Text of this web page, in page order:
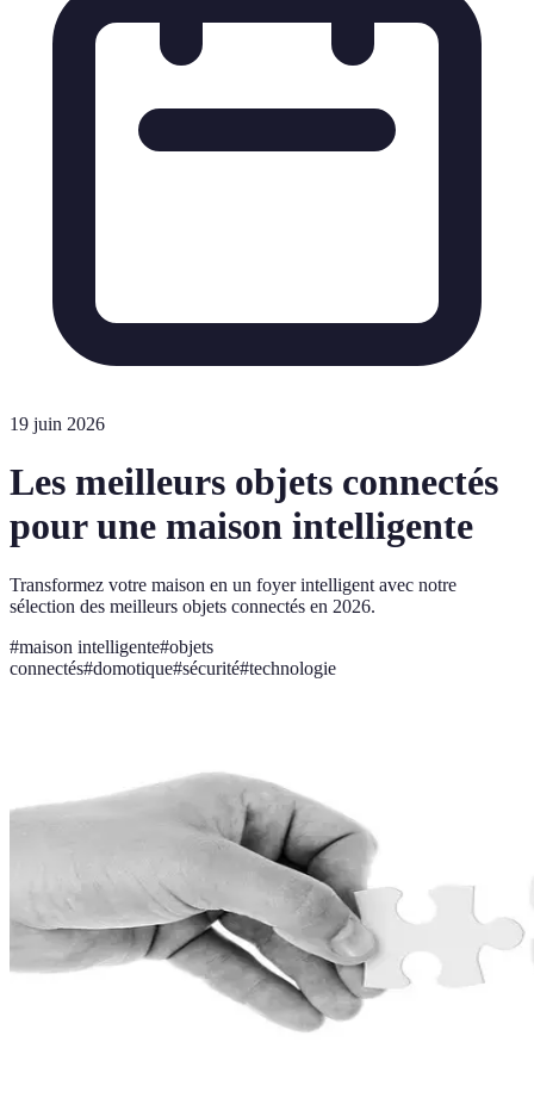
19 juin 2026
Les meilleurs objets connectés
pour une maison intelligente
Transformez votre maison en un foyer intelligent avec notre
sélection des meilleurs objets connectés en 2026.
#maison intelligente#objets
connectés#domotique#sécurité#technologie